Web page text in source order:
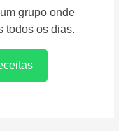
grupo onde
todos os dias.